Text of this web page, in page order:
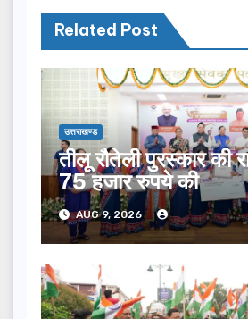
Related Post
उत्तराखण्ड
तीलू रौतेली पुरस्कार की
75 हजार रुपये की
AUG 9, 2026